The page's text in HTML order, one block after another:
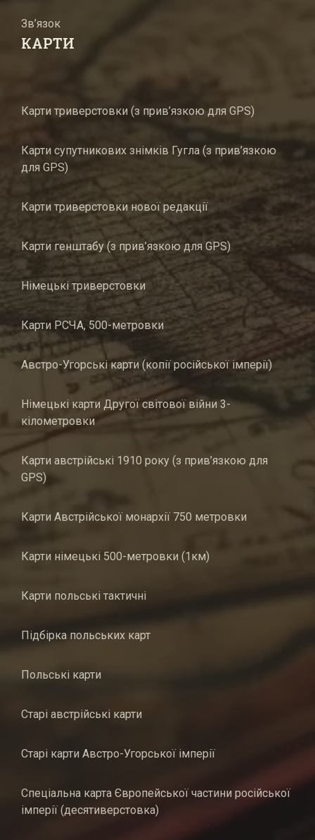
Зв’язок
КАРТИ
Карти триверстовки (з прив’язкою для GPS)
Карти супутникових знімків Гугла (з прив’язкою
для GPS)
Карти триверстовки нової редакції
Карти генштабу (з прив’язкою для GPS)
Німецькі триверстовки
Карти РСЧА, 500-метровки
Австро-Угорські карти (копії російської імперії)
Німецькі карти Другої світової війни 3-
кілометровки
Карти австрійські 1910 року (з прив’язкою для
GPS)
Карти Австрійської монархії 750 метровки
Карти німецькі 500-метровки (1км)
Карти польські тактичні
Підбірка польських карт
Польські карти
Старі австрійські карти
Старі карти Австро-Угорської імперії
Спеціальна карта Європейської частини російської
імперії (десятиверстовка)